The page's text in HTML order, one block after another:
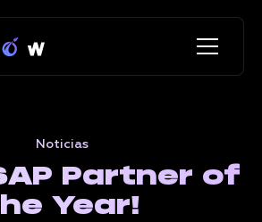
Noticias
Partner of
Year!